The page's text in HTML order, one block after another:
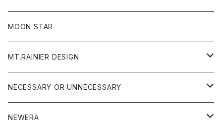
フリース
ジャケット
ニット
パンツ
帽子
MOON STAR
MT.RAINIER DESIGN
アウター
コート
アクセサリー
NECESSARY OR UNNECESSARY
アウター
NEWERA